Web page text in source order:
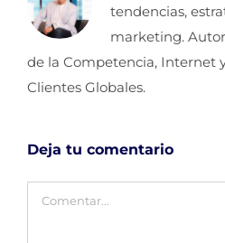
tendencias,
marketing.
de la Competencia, Internet
Clientes Globales.
Deja tu comentario
Comentar